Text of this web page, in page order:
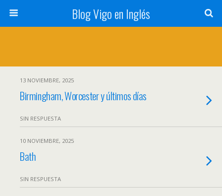
Blog Vigo en Inglés
13 NOVIEMBRE, 2025
Birmingham, Worcester y últimos días
SIN RESPUESTA
10 NOVIEMBRE, 2025
Bath
SIN RESPUESTA